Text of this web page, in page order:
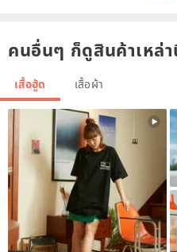
XL 19.5
#WEAVISMeco #Colorblock
【WEAVISM ECO Series】
EcoFashion, with over three
fashion items crafted from
WEAVISM has been quietly
environmental protection since
Eco line in 2020. This line
คนอื่นๆ ก็ดูสินค้าเหล่
เสื้อฮู้ด เสื้อผ้า